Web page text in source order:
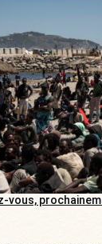
vous,